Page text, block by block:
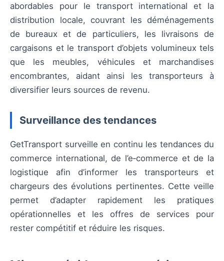
abordables pour le transport international et la
distribution locale, couvrant les déménagements
de bureaux et de particuliers, les livraisons de
cargaisons et le transport d’objets volumineux tels
que les meubles, véhicules et marchandises
encombrantes, aidant ainsi les transporteurs à
diversifier leurs sources de revenu.
Surveillance des tendances
GetTransport surveille en continu les tendances du
commerce international, de l’e‑commerce et de la
logistique afin d’informer les transporteurs et
chargeurs des évolutions pertinentes. Cette veille
permet d’adapter rapidement les pratiques
opérationnelles et les offres de services pour
rester compétitif et réduire les risques.